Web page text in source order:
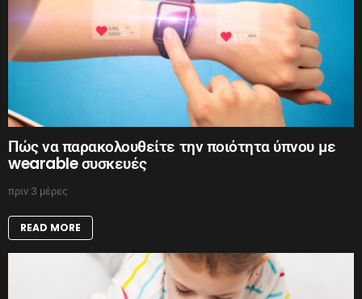
Πώς να παρακολουθείτε την ποιότητα ύπνου με
wearable συσκευές
πριν 3 μέρες
READ MORE